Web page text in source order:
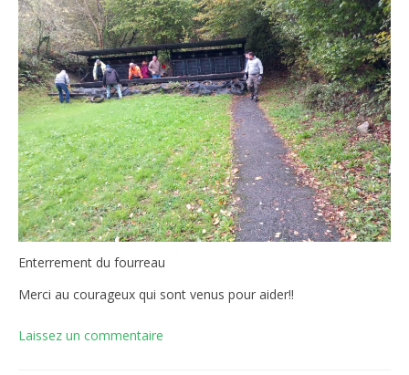
Enterrement du fourreau
Merci au courageux qui sont venus pour aider!!
Laissez un commentaire